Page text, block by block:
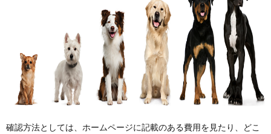
確認方法としては、ホームページに記載のある費用を見たり、どこ